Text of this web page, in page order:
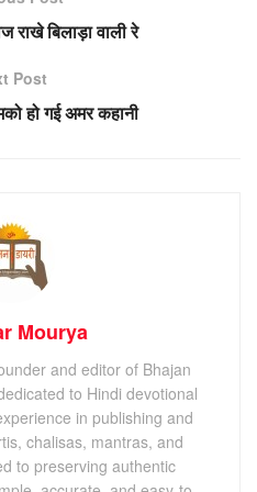
राखे बिलाड़ा वाली रे
Post
हो गई अमर कहानी
Mourya
and editor of Bhajan
to Hindi devotional
in publishing and
chalisas, mantras, and
to preserving authentic